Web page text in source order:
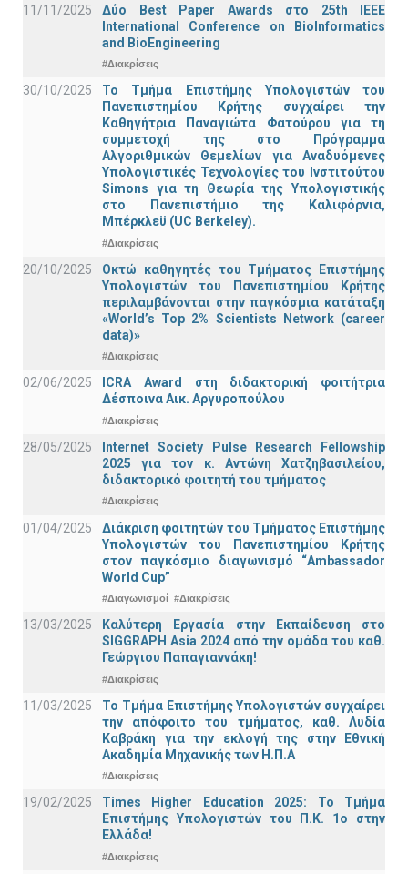
11/11/2025
Δύο Best Paper Awards στο 25th IEEE
International Conference on BioInformatics
and BioEngineering
#Διακρίσεις
30/10/2025
Το Τμήμα Επιστήμης Υπολογιστών του
Πανεπιστημίου Κρήτης συγχαίρει την
Καθηγήτρια Παναγιώτα Φατούρου για τη
συμμετοχή της στο Πρόγραμμα
Αλγοριθμικών Θεμελίων για Αναδυόμενες
Υπολογιστικές Τεχνολογίες του Ινστιτούτου
Simons για τη Θεωρία της Υπολογιστικής
στο Πανεπιστήμιο της Καλιφόρνια,
Μπέρκλεϋ (UC Berkeley).
#Διακρίσεις
20/10/2025
Οκτώ καθηγητές του Τμήματος Επιστήμης
Υπολογιστών του Πανεπιστημίου Κρήτης
περιλαμβάνονται στην παγκόσμια κατάταξη
«World’s Top 2% Scientists Network (career
data)»
#Διακρίσεις
02/06/2025
ICRA Award στη διδακτορική φοιτήτρια
Δέσποινα Αικ. Αργυροπούλου
#Διακρίσεις
28/05/2025
Internet Society Pulse Research Fellowship
2025 για τον κ. Αντώνη Χατζηβασιλείου,
διδακτορικό φοιτητή του τμήματος
#Διακρίσεις
01/04/2025
Διάκριση φοιτητών του Τμήματος Επιστήμης
Υπολογιστών του Πανεπιστημίου Κρήτης
στον παγκόσμιο διαγωνισμό “Ambassador
World Cup”
#Διαγωνισμοί #Διακρίσεις
13/03/2025
Καλύτερη Εργασία στην Εκπαίδευση στο
SIGGRAPH Asia 2024 από την ομάδα του καθ.
Γεώργιου Παπαγιαννάκη!
#Διακρίσεις
11/03/2025
Το Τμήμα Επιστήμης Υπολογιστών συγχαίρει
την απόφοιτο του τμήματος, καθ. Λυδία
Καβράκη για την εκλογή της στην Εθνική
Ακαδημία Μηχανικής των Η.Π.Α
#Διακρίσεις
19/02/2025
Times Higher Education 2025: Το Τμήμα
Επιστήμης Υπολογιστών του Π.Κ. 1ο στην
Ελλάδα!
#Διακρίσεις